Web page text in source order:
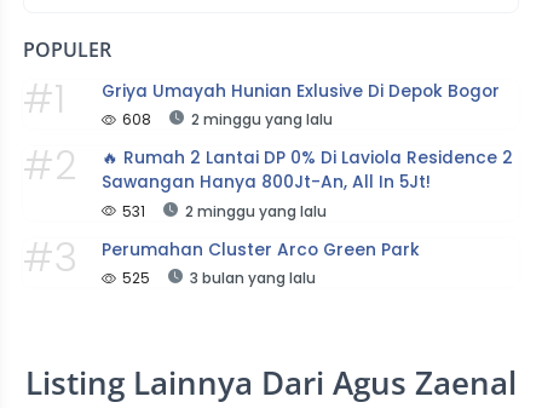
POPULER
#1 Griya Umayah Hunian Exlusive Di Depok Bogor
608 2 minggu yang lalu
#2
🔥 Rumah 2 Lantai DP 0% Di Laviola Residence 2
Sawangan Hanya 800Jt-An, All In 5Jt!
531 2 minggu yang lalu
#3 Perumahan Cluster Arco Green Park
525 3 bulan yang lalu
Listing Lainnya Dari Agus Zaenal